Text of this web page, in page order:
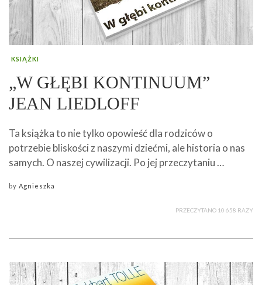
KSIĄŻKI
„W GŁĘBI KONTINUUM”
JEAN LIEDLOFF
Ta książka to nie tylko opowieść dla rodziców o
potrzebie bliskości z naszymi dziećmi, ale historia o nas
samych. O naszej cywilizacji. Po jej przeczytaniu …
by Agnieszka
PRZECZYTANO 10 658 RAZY